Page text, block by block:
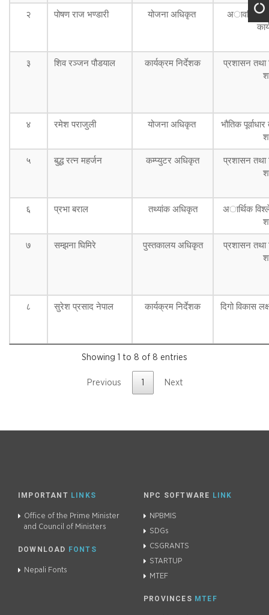
२ पोषण राज भण्डारी योजना अधिकृत
अावधिक
३ शिव रञ्जन पौडयाल कार्यक्रम निर्देशक
प्रशासन तथा
४ रमेश पराजुली योजना अधिकृत
भौतिक
५ बुद्ध रत्न महर्जन कम्प्युटर अधिकृत
प्रशासन तथा
६ प्रभा बराल तथ्यांक अधिकृत
अार्थिक
७ सम्झना घिमिरे पुस्तकालय अधिकृत
प्रशासन तथा
८ सुरेश प्रसाद नेपाल कार्यक्रम निर्देशक दिगो विकास
Showing 1 to 8 of 8 entries
Previous 1 Next
IMPORTANT LINKS
Office of the Prime Minister
and Council of Ministers
DOWNLOAD FONTS
Nepali Fonts
NPC SOFTWARE LINK
NPBMIS
SDGs
CSGRANTS
STARTUP
MTEF
PROVINCES MTEF